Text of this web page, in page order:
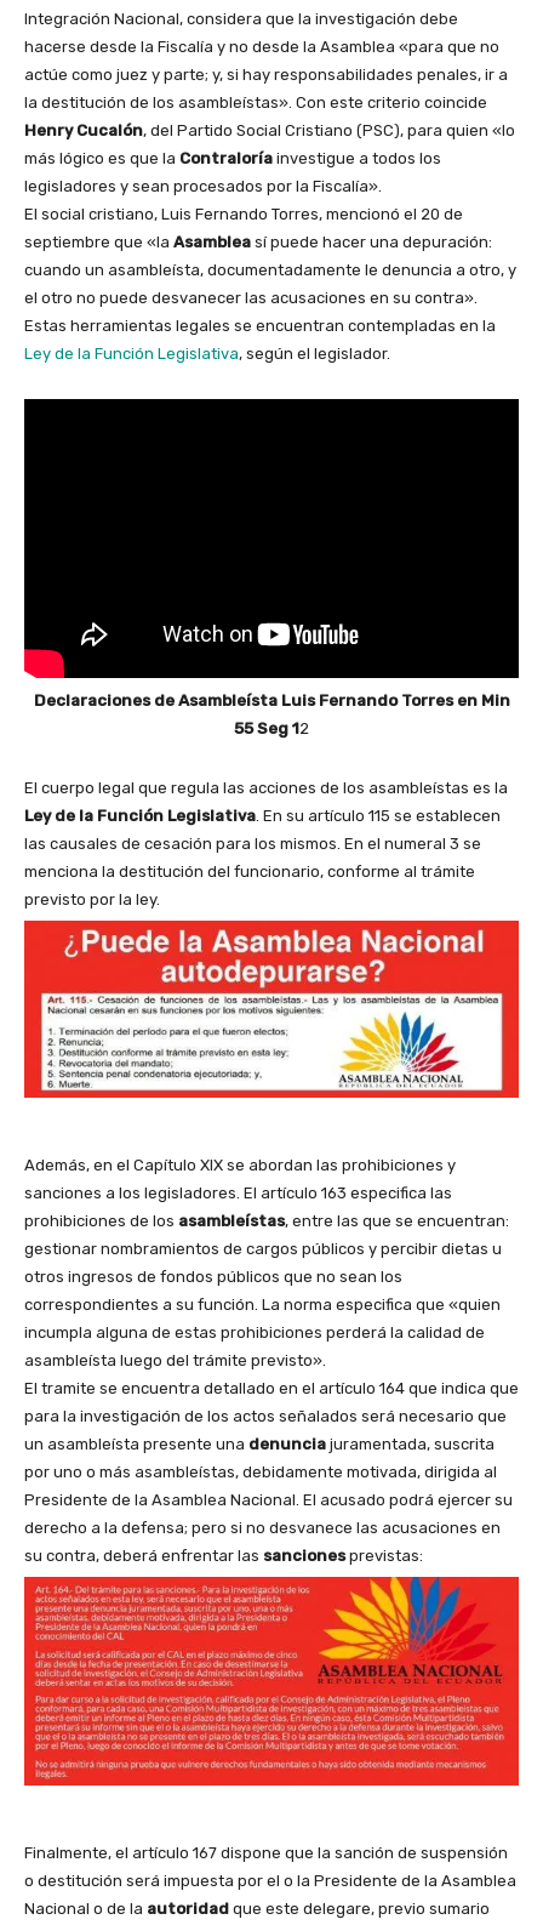
Integración Nacional, considera que la investigación debe
hacerse desde la Fiscalía y no desde la Asamblea «para que no
actúe como juez y parte; y, si hay responsabilidades penales, ir a
la destitución de los asambleístas». Con este criterio coincide
Henry Cucalón, del Partido Social Cristiano (PSC), para quien «lo
más lógico es que la Contraloría investigue a todos los
legisladores y sean procesados por la Fiscalía».
El social cristiano, Luis Fernando Torres, mencionó el 20 de
septiembre que «la Asamblea sí puede hacer una depuración:
cuando un asambleísta, documentadamente le denuncia a otro, y
el otro no puede desvanecer las acusaciones en su contra».
Estas herramientas legales se encuentran contempladas en la
Ley de la Función Legislativa, según el legislador.
Declaraciones de Asambleísta Luis Fernando Torres en Min
55 Seg 12
El cuerpo legal que regula las acciones de los asambleístas es la
Ley de la Función Legislativa . En su artículo 115 se establecen
las causales de cesación para los mismos. En el numeral 3 se
menciona la destitución del funcionario, conforme al trámite
previsto por la ley.
Además, en el Capítulo XIX se abordan las prohibiciones y
sanciones a los legisladores. El artículo 163 especifica las
prohibiciones de los asambleístas, entre las que se encuentran:
gestionar nombramientos de cargos públicos y percibir dietas u
otros ingresos de fondos públicos que no sean los
correspondientes a su función. La norma especifica que «quien
incumpla alguna de estas prohibiciones perderá la calidad de
asambleísta luego del trámite previsto».
El tramite se encuentra detallado en el artículo 164 que indica que
para la investigación de los actos señalados será necesario que
un asambleísta presente una denuncia juramentada, suscrita
por uno o más asambleístas, debidamente motivada, dirigida al
Presidente de la Asamblea Nacional. El acusado podrá ejercer su
derecho a la defensa; pero si no desvanece las acusaciones en
su contra, deberá enfrentar las sancionesprevistas:
Finalmente, el artículo 167 dispone que la sanción de suspensión
o destitución será impuesta por el o la Presidente de la Asamblea
Nacional o de la autoridad que este delegare, previo sumario